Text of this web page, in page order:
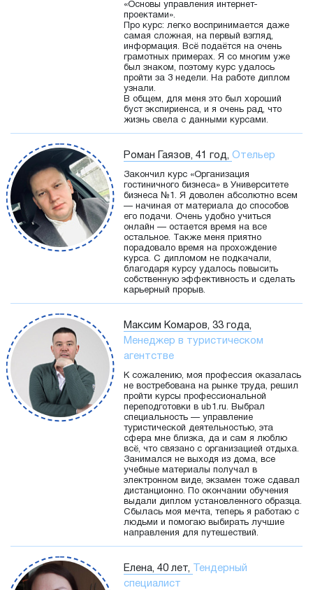
«Основы управления интернет-
проектами».
Про курс: легко воспринимается даже
самая сложная, на первый взгляд,
информация. Всё подаётся на очень
грамотных примерах. Я со многим уже
был знаком, поэтому курс удалось
пройти за 3 недели. На работе диплом
узнали.
В общем, для меня это был хороший
буст экспириенса, и я очень рад, что
жизнь свела с данными курсами.
Роман Гаязов, 41 год, Отельер
Закончил курс «Организация
гостиничного бизнеса» в Университете
бизнеса №1. Я доволен абсолютно всем
— начиная от материала до способов
его подачи. Очень удобно учиться
онлайн — остается время на все
остальное. Также меня приятно
порадовало время на прохождение
курса. С дипломом не подкачали,
благодаря курсу удалось повысить
собственную эффективность и сделать
карьерный прорыв.
Максим Комаров, 33 года,
Менеджер в туристическом
агентстве
К сожалению, моя профессия оказалась
не востребована на рынке труда, решил
пройти курсы профессиональной
переподготовки в ub1.ru. Выбрал
специальность — управление
туристической деятельностью, эта
сфера мне близка, да и сам я люблю
всё, что связано с организацией отдыха.
Занимался не выходя из дома, все
учебные материалы получал в
электронном виде, экзамен тоже сдавал
дистанционно. По окончании обучения
выдали диплом установленного образца.
Сбылась моя мечта, теперь я работаю с
людьми и помогаю выбирать лучшие
направления для путешествий.
Елена, 40 лет,
Тендерный
специалист